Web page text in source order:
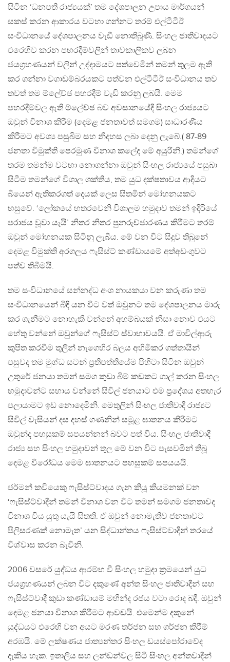
සිටින ‘ධනපති රාජ්‍යයක්’ තම දේශපාලන උපාය මාර්ගයන්
සකස් කරන ආකාරය වටහා ගන්නට තරම් එල්ටීටීඊ
සංවිධානයේ දේශපාලනය වැඩී නොතිබුණි. සිංහල ජාතිවාදයට
එරෙහිව කරන පහරදීම්වලින් තාවකාලිකව ලබන
ජයග්‍රහණයන් වලින් උද්දාමයට පත්වෙමින් තමන් තුලම ඇති
කර ගන්නා වගාඩම්බරයකට පත්වන එල්ටීටීඊ සංවිධානය තව
තවත් තම ම්ලේච්ඡ පහරදීම් වැඩි කරනු ලබයි. මෙම
පහරදීම්වල ඇති ම්ලේච්ඡ බව අවසානයේදී සිංහල රාජ්‍යයට
ඔවුන් විනාශ කිරීම (දෙමළ ජනතාවත් සමගම) සාධාරණීය
කිරීමට අවශ්‍ය පසුබිම සහ නිදහස ලබා දෙනු ලැබේ.( 87-89
ජනතා විමුක්ති පෙරමුණ විනාශ කලේද මේ අයුරිනි.) තමන්ගේ
තරම තමන්ම වටහා නොගන්නා ඔවුන් සිංහල රාජ්‍යයේ පසුබා
සිටීම තමන්ගේ විශාල ශක්තිය, තම යුධ දක්ෂතාවය ආදියට
බියෙන් ඇතිකරගත් දෙයක් ලෙස සිතමින් මෝහනයකට
හසුවේ. ‘ලෝකයේ හතරවෙනි විශාලම හමුදාව තමන් ඉදිරියේ
පරාජය වූවා යැයි’ නිතර නිතර පුනරුච්ඡාරණය කිරීමට තරම්
ඔවුන් මෝහනයක සිටිනු ලැබීය. මේ වන විට සිදුව තිබුනේ
දෙමළ විමුක්ති අරගලය ෆැසිස්ට් කණ්ඩායමේ අත්අඩංගුවට
පත්ව තිබීමයි.
තම සංවිධානයේ සන්නද්ධ අංශ නායකයා වන කරුණා තම
සංවිධානයෙන් බිඳී යන විට වත් ඔවුනට තම දේශපාලනය මාරු
කර ගැනීමට නොහැකි වන්නේ අහම්බයක් නිසා නොව එයට
හේතු වන්නේ ඔවුන්ගේ ෆැසිස්ට් ස්වාභාවයයි. ඒ මාවිල්ආරු
කුපිත කරවීම තුලින් නැගෙහිර බලය අහිමිකර ගත්තායින්
පසුවද තම මුග්ධ සටන් ප්‍රතිපත්තියේම පිහිටා සිටින ඔවුන්
උතුරේ ජනයා තමන් සමග කුඩා බිම් කඩකට ගාල් කරන සිංහල
හමුදාවන්ට සහාය වන්නේ සිවිල් ජනයාට එම ප්‍රදේශය අතහැර
පලායාමට ඉඩ නොදෙමිනි. මෙතුලින් සිංහල ජාතිවාදී රාජ්‍යට
සිවිල් වැසියන් දස දහස් ගණනින් සමූළ ඝාතනය කිරීමට
ඔවුන්ද පහසුකම් සපයන්නන් බවට පත් විය. සිංහල ජාතිවාදී
රාජ්‍ය සහ සිංහල හමුදාවන් තුල මේ වන විට පැසවමින් තිබූ
දෙමළ විරෝධය මෙම ඝාතනයට පහසුකම් සපයයයි.
ජර්මන් කවියෙකු ෆැසිස්ට්වාදය ගැන කියූ කියමනක් වන
‘ෆැසිස්ට්වාදීන් තමන් විනාශ වන විට තමන් සමගම ජනතාවද
විනාශ විය යුතු යැයි සිතති. ඒ ඔවුන් නොමැතිව ජනතාවට
පිලිසරණක් නොමැත’ යන සිද්ධාන්තය ෆැසිස්ට්වාදීන් තරයේ
විශ්වාස කරන බැවිනි.
2006 වසරේ යුද්ධය ආරම්භ වී සිංහල හමුදා ක්‍රමයෙන් යුධ
ජයග්‍රහණයන් ලබන විට දකුණේ අන්ත සිංහල ජාතිවාදීන් සහ
ෆැසිස්ට්වාදී කුඩා කණ්ඩායම් මහින්ද රජය වටා රොද බදී. ඔවුන්
දෙමළ ජනයා විනාශ කිරීමට ආවඩයි. එමෙන්ම දකුනේ
යුද්ධයට එරෙහි වන අයට මරණ තර්ජන සහ ගර්ජන කිරීම්
අරඹයි. මේ ලක්ෂණය ජාත්‍යන්තර සිංහල ඩයස්පෝරාවේද
දැකිය හැක. ඉතාලිය සහ ලන්ඩන්වල සිටි සිංහල අන්තවාදීන්